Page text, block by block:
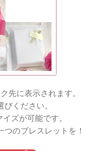
先に表示されます。
ください。
ズが可能です。
のブレスレットを！